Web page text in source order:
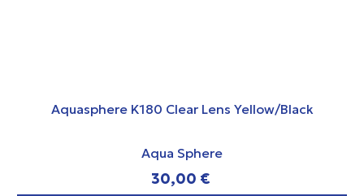
Aquasphere K180 Clear Lens Yellow/Black
Aqua Sphere
30,00 €